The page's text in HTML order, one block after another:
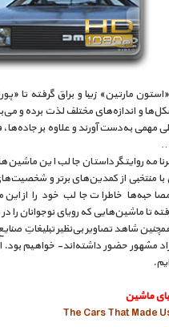
و اندازه‌های مختلف لذت برده و
مهمی به‌دست آورند و علاوه بر
روایتگر داستان جالب این
با منتخبی از کمدین‌های برتر و
خاطرات جالب خود را از
تا ماشین‌هایی که رویای نوجوانان را
شاهد تصاویر بی‌نظیر تبلیغاتِ
مشهور حضور داشته‌اند- خواهیم
ماشین
The Cars That Made